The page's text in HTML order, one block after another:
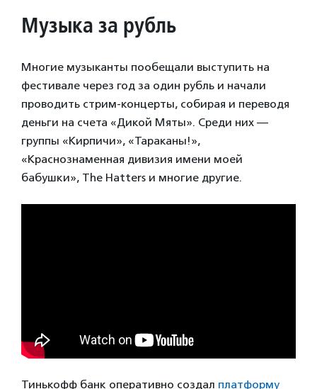
Музыка за рубль
Многие музыканты пообещали выступить на
фестивале через год за один рубль и начали
проводить стрим-концерты, собирая и переводя
деньги на счета «Дикой Мяты». Среди них —
группы «Кирпичи», «Тараканы!»,
«Краснознаменная дивизия имени моей
бабушки», The Hatters и многие другие.
Тинькофф банк оперативно создал платформу